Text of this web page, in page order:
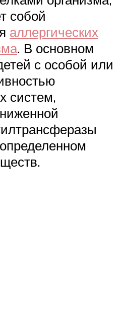
собой
аллергических
. В основном
с особой или
систем,